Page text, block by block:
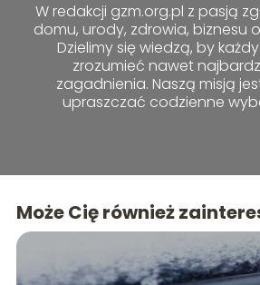
W redakcji gzm.org.pl z pasją
domu, urody, zdrowia, biznesu
Dzielimy się wiedzą, by
zrozumieć nawet
zagadnienia. Naszą misją
upraszczać codzienne
Może Cię również